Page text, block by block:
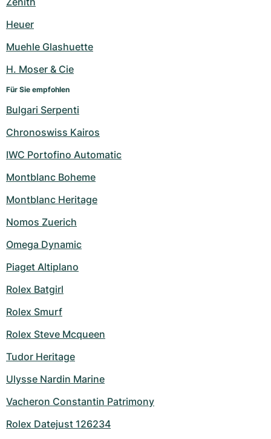
Heuer
Muehle Glashuette
H. Moser & Cie
Für Sie empfohlen
Bulgari Serpenti
Chronoswiss Kairos
IWC Portofino Automatic
Montblanc Boheme
Montblanc Heritage
Nomos Zuerich
Omega Dynamic
Piaget Altiplano
Rolex Batgirl
Rolex Smurf
Rolex Steve Mcqueen
Tudor Heritage
Ulysse Nardin Marine
Vacheron Constantin Patrimony
Rolex Datejust 126234